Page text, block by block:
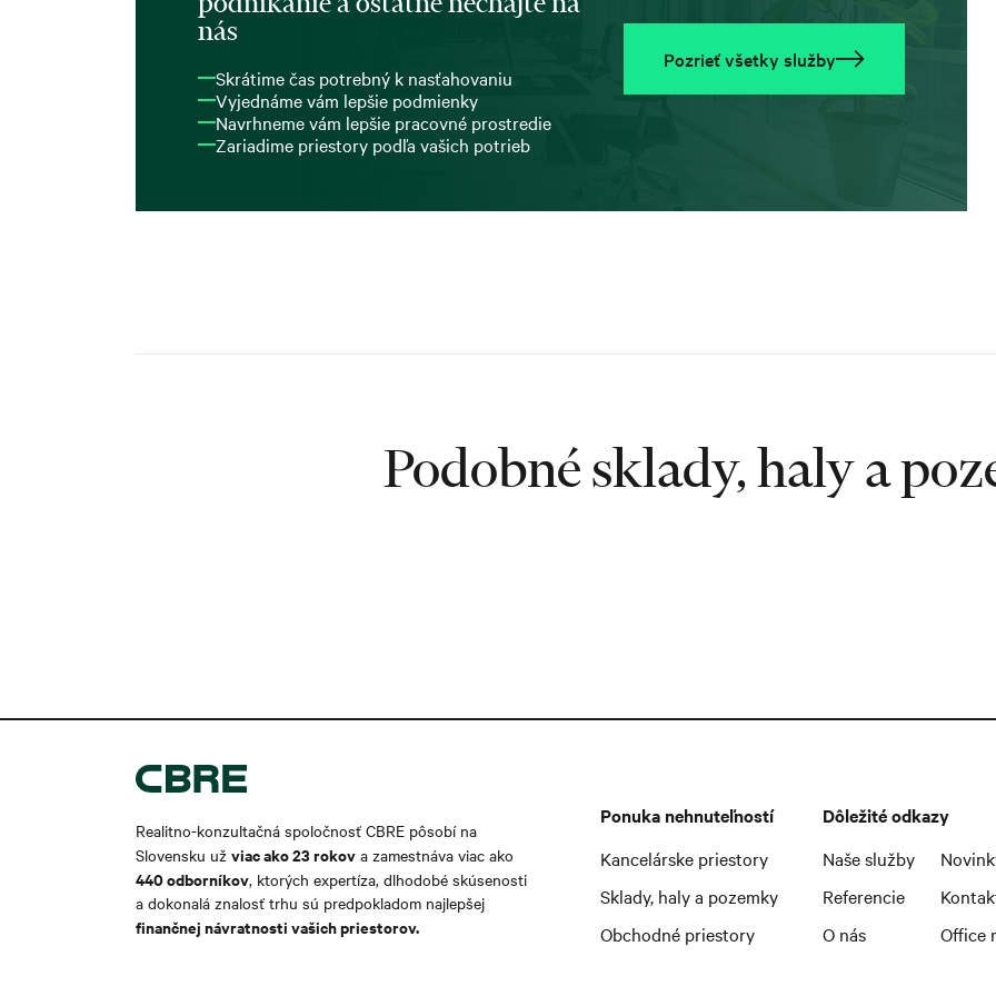
nás
Skrátime čas potrebný k nasťahovaniu
Vyjednáme vám lepšie podmienky
Navrhneme vám lepšie pracovné prostredie
Zariadime priestory podľa vašich potrieb
Pozrieť všetky služby
Podobné sklady, haly a
Realitno-konzultačná spoločnosť CBRE pôsobí na
Slovensku už viac ako 23 rokov a zamestnáva viac ako
440 odborníkov, ktorých expertíza, dlhodobé skúsenosti
a dokonalá znalosť trhu sú predpokladom najlepšej
finančnej návratnosti vašich priestorov.
Ponuka nehnuteľností
Kancelárske priestory
Sklady, haly a pozemky
Obchodné priestory
Dôležité odkazy
Naše služby
Referencie
O nás
Office